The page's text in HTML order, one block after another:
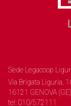
Sede Legacoop
Via Brigata Liguria,
16121 GENOVA (GE)
tel: 010/572111